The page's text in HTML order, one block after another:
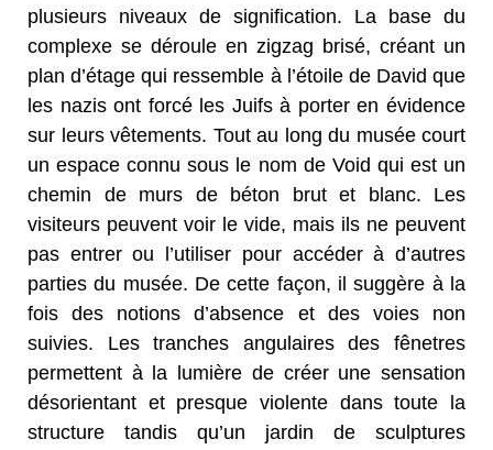
plusieurs niveaux de signification. La base du
complexe se déroule en zigzag brisé, créant un
plan d’étage qui ressemble à l’étoile de David que
les nazis ont forcé les Juifs à porter en évidence
sur leurs vêtements. Tout au long du musée court
un espace connu sous le nom de Void qui est un
chemin de murs de béton brut et blanc. Les
visiteurs peuvent voir le vide, mais ils ne peuvent
pas entrer ou l’utiliser pour accéder à d’autres
parties du musée. De cette façon, il suggère à la
fois des notions d’absence et des voies non
suivies. Les tranches angulaires des fênetres
permettent à la lumière de créer une sensation
désorientant et presque violente dans toute la
structure tandis qu’un jardin de sculptures